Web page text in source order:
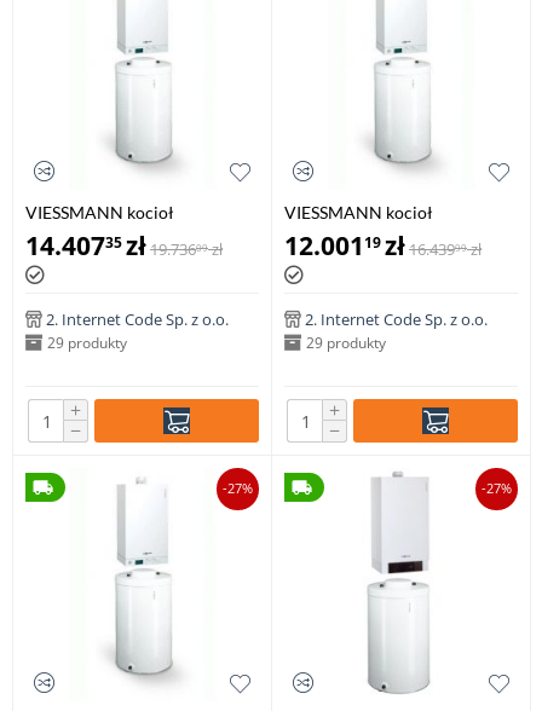
VIESSMANN kocioł
VITODENS 100-W 6,5-26,0 kW
z zasobnikiem c.w.u VITOCELL
100-W poj. 150 l
14.40735zł19.73609 zł
2. Internet Code Sp. z o.o.
29 produkty
+
−
VIESSMANN kocioł
VITODENS 100-W 8,8-35 kW z
zasobnikiem c.w.u VITOCELL
100-W poj. 100 l
12.001 19zł16.43999 zł
2. Internet Code Sp. z o.o.
29 produkty
+
−
-27% -27%